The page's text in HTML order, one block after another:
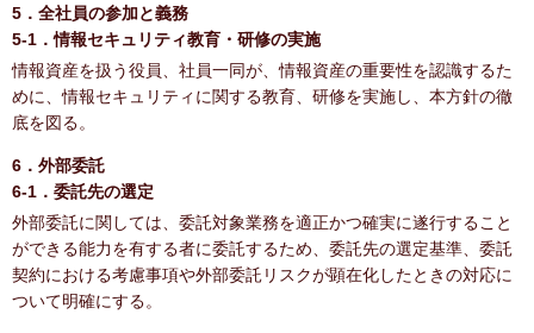
5．全社員の参加と義務
5-1．情報セキュリティ教育・研修の実施
情報資産を扱う役員、社員一同が、情報資産の重要性を認識するた
めに、情報セキュリティに関する教育、研修を実施し、本方針の徹
底を図る。
6．外部委託
6-1．委託先の選定
外部委託に関しては、委託対象業務を適正かつ確実に遂行すること
ができる能力を有する者に委託するため、委託先の選定基準、委託
契約における考慮事項や外部委託リスクが顕在化したときの対応に
ついて明確にする。